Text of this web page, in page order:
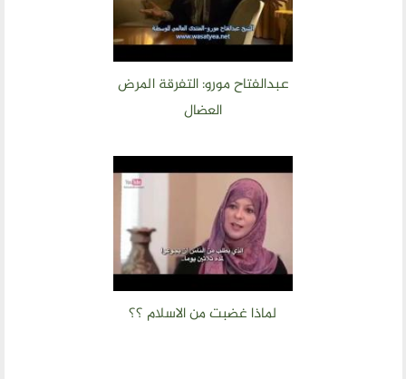
عبدالفتاح مورو: التفرقة المرض
العضال
لماذا غضبت من الاسلام ؟؟